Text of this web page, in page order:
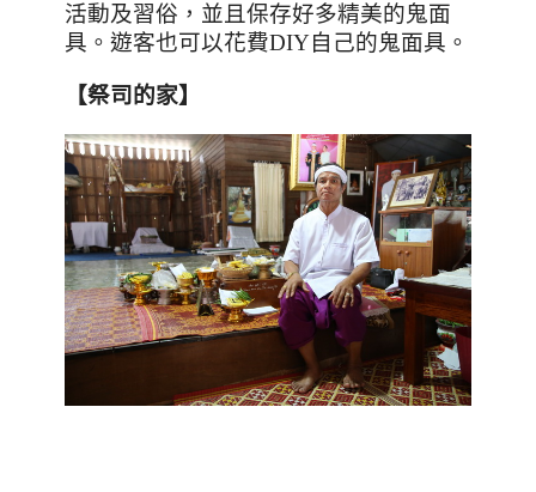
活動及習俗，並且保存好多精美的鬼面
具。遊客也可以花費DIY自己的鬼面具。
【祭司的家】